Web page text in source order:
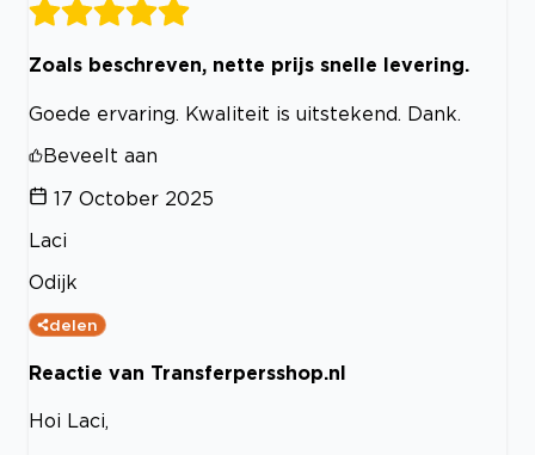
Zoals beschreven, nette prijs snelle levering.
Goede ervaring. Kwaliteit is uitstekend. Dank.
Beveelt aan
17 October 2025
Laci
Odijk
delen
Reactie van Transferpersshop.nl
Hoi Laci,